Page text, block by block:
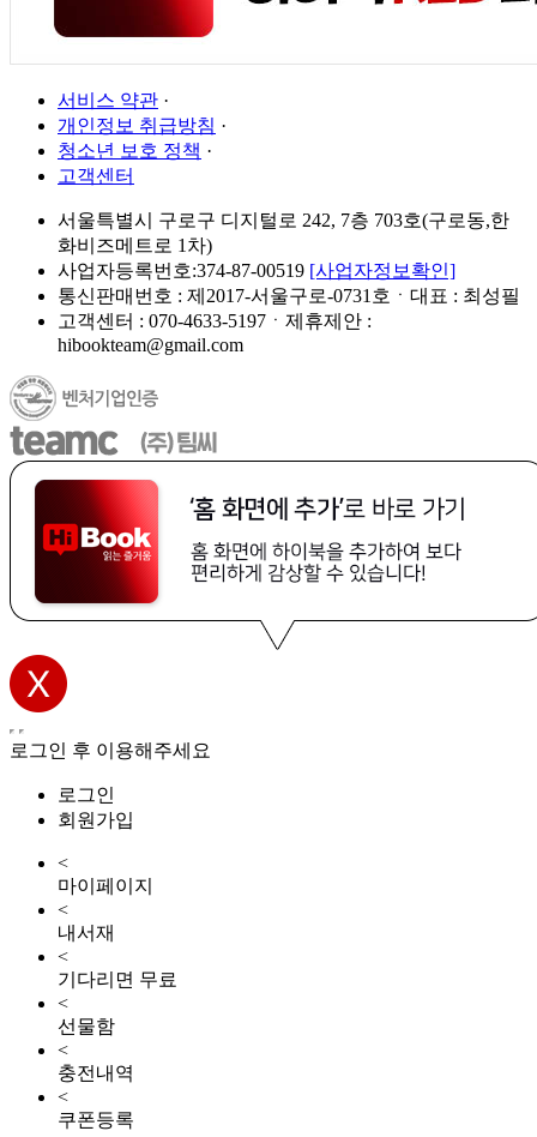
서비스 약관 ·
개인정보 취급방침 ·
청소년 보호 정책 ·
고객센터
서울특별시 구로구 디지털로 242, 7층 703호(구로동,한
화비즈메트로 1차)
사업자등록번호:374-87-00519 [사업자정보확인]
통신판매번호 : 제2017-서울구로-0731호ㆍ대표 : 최성필
고객센터 : 070-4633-5197ㆍ제휴제안 :
hibookteam@gmail.com
로그인 후 이용해주세요
로그인
회원가입
<
마이페이지
<
내서재
<
기다리면 무료
<
선물함
<
충전내역
<
쿠폰등록